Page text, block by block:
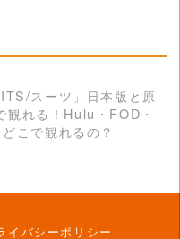
スーツ」日本版と原
観れる！Hulu・FOD・
こで観れるの？
イバシーポリシー